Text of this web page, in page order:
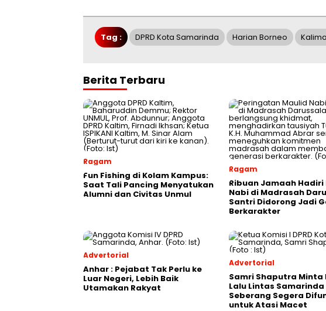
Tag : DPRD Kota Samarinda Harian Borneo
Berita Terbaru
Ragam
Fun Fishing di Kolam Kampus:
Saat Tali Pancing Menyatukan
Alumni dan Civitas Unmul
Ragam
Ribuan Jamaah Hadiri
Nabi di Madrasah
Santri Didorong Jadi
Berkarakter
Advertorial
Anhar : Pejabat Tak Perlu ke
Luar Negeri, Lebih Baik
Utamakan Rakyat
Advertorial
Samri Shaputra Minta
Lalu Lintas Samarinda
Seberang Segera
untuk Atasi Macet